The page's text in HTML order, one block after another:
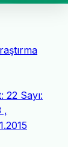
22 Sayı:
,